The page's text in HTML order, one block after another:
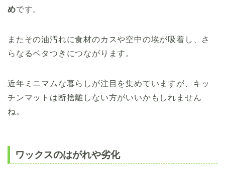
めです。
またその油汚れに食材のカスや空中の埃が吸着し、さ
らなるベタつきにつながります。
近年ミニマムな暮らしが注目を集めていますが、キッ
チンマットは断捨離しない方がいいかもしれません
ね。
ワックスのはがれや劣化